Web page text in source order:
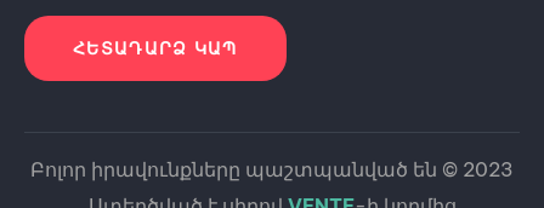
ՀԵՏԱԴԱՐՁ ԿԱՊ
Բոլոր իրավունքները պաշտպանված են © 2023